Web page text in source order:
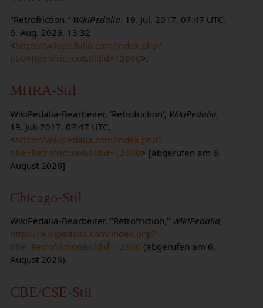
"Retrofriction." WikiPedalia. 19. Jul. 2017, 07:47 UTC.
6. Aug. 2026, 13:32
<https://wikipedalia.com/index.php?
title=Retrofriction&oldid=12800>.
MHRA-Stil
WikiPedalia-Bearbeiter, 'Retrofriction', WikiPedalia,
19. Juli 2017, 07:47 UTC,
<https://wikipedalia.com/index.php?
title=Retrofriction&oldid=12800> [abgerufen am 6.
August 2026]
Chicago-Stil
WikiPedalia-Bearbeiter, "Retrofriction," WikiPedalia,
https://wikipedalia.com/index.php?
title=Retrofriction&oldid=12800 (abgerufen am 6.
August 2026).
CBE/CSE-Stil